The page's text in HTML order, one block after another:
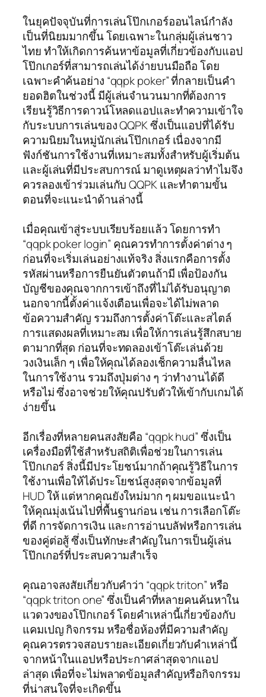
ในยุคปัจจุบันที่การเล่นโป๊กเกอร์ออนไลน์กำลัง
เป็นที่นิยมมากขึ้น โดยเฉพาะในกลุ่มผู้เล่นชาว
ไทย ทำให้เกิดการค้นหาข้อมูลที่เกี่ยวข้องกับแอป
โป๊กเกอร์ที่สามารถเล่นได้ง่ายบนมือถือ โดย
เฉพาะคำค้นอย่าง “qqpk poker” ที่กลายเป็นคำ
ยอดฮิตในช่วงนี้ มีผู้เล่นจำนวนมากที่ต้องการ
เรียนรู้วิธีการดาวน์โหลดแอปและทำความเข้าใจ
กับระบบการเล่นของ QQPK ซึ่งเป็นแอปที่ได้รับ
ความนิยมในหมู่นักเล่นโป๊กเกอร์ เนื่องจากมี
ฟังก์ชันการใช้งานที่เหมาะสมทั้งสำหรับผู้เริ่มต้น
และผู้เล่นที่มีประสบการณ์ มาดูเหตุผลว่าทำไมจึง
ควรลองเข้าร่วมเล่นกับ QQPK และทำตามขั้น
ตอนที่จะแนะนำด้านล่างนี้
เมื่อคุณเข้าสู่ระบบเรียบร้อยแล้ว โดยการทำ
“qqpk poker login” คุณควรทำการตั้งค่าต่าง ๆ
ก่อนที่จะเริ่มเล่นอย่างแท้จริง สิ่งแรกคือการตั้ง
รหัสผ่านหรือการยืนยันตัวตนถ้ามี เพื่อป้องกัน
บัญชีของคุณจากการเข้าถึงที่ไม่ได้รับอนุญาต
นอกจากนี้ตั้งค่าแจ้งเตือนเพื่อจะได้ไม่พลาด
ข้อความสำคัญ รวมถึงการตั้งค่าโต๊ะและสไตล์
การแสดงผลที่เหมาะสม เพื่อให้การเล่นรู้สึกสบาย
ตามากที่สุด ก่อนที่จะทดลองเข้าโต๊ะเล่นด้วย
วงเงินเล็ก ๆ เพื่อให้คุณได้ลองเช็กความลื่นไหล
ในการใช้งาน รวมถึงปุ่มต่าง ๆ ว่าทำงานได้ดี
หรือไม่ ซึ่งอาจช่วยให้คุณปรับตัวให้เข้ากับเกมได้
ง่ายขึ้น
อีกเรื่องที่หลายคนสงสัยคือ “qqpk hud” ซึ่งเป็น
เครื่องมือที่ใช้สำหรับสถิติเพื่อช่วยในการเล่น
โป๊กเกอร์ สิ่งนี้มีประโยชน์มากถ้าคุณรู้วิธีในการ
ใช้งานเพื่อให้ได้ประโยชน์สูงสุดจากข้อมูลที่
HUD ให้ แต่หากคุณยังใหม่มาก ๆ ผมขอแนะนำ
ให้คุณมุ่งเน้นไปที่พื้นฐานก่อน เช่น การเลือกโต๊ะ
ที่ดี การจัดการเงิน และการอ่านบลัฟหรือการเล่น
ของคู่ต่อสู้ ซึ่งเป็นทักษะสำคัญในการเป็นผู้เล่น
โป๊กเกอร์ที่ประสบความสำเร็จ
คุณอาจสงสัยเกี่ยวกับคำว่า “qqpk triton” หรือ
“qqpk triton one” ซึ่งเป็นคำที่หลายคนค้นหาใน
แวดวงของโป๊กเกอร์ โดยคำเหล่านี้เกี่ยวข้องกับ
แคมเปญ กิจกรรม หรือชื่อห้องที่มีความสำคัญ
คุณควรตรวจสอบรายละเอียดเกี่ยวกับคำเหล่านี้
จากหน้าในแอปหรือประกาศล่าสุดจากแอป
ล่าสุด เพื่อที่จะไม่พลาดข้อมูลสำคัญหรือกิจกรรม
ที่น่าสนใจที่จะเกิดขึ้น